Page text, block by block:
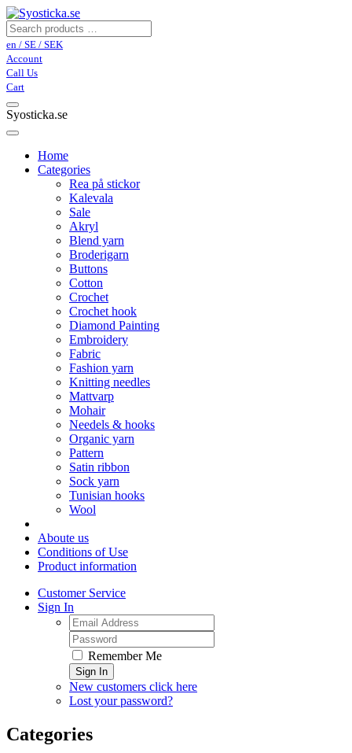
en / SE / SEK
Account
Call Us
Cart
Syosticka.se
Home
Categories
Rea på stickor
Kalevala
Sale
Akryl
Blend yarn
Broderigarn
Buttons
Cotton
Crochet
Crochet hook
Diamond Painting
Embroidery
Fabric
Fashion yarn
Knitting needles
Mattvarp
Mohair
Needels & hooks
Organic yarn
Pattern
Satin ribbon
Sock yarn
Tunisian hooks
Wool
Aboute us
Conditions of Use
Product information
Customer Service
Sign In
Remember Me
Sign In
New customers click here
Lost your password?
Categories